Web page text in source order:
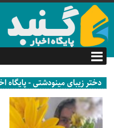
دختر زیبای مینودشتی - پایگاه